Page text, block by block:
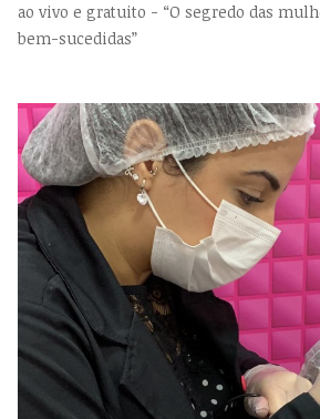
ao vivo e gratuito - “O segredo das
bem-sucedidas”